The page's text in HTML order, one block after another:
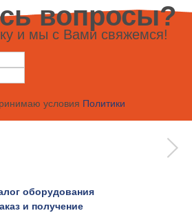
вопросы?
и мы с Вами свяжемся!
условия Политики
оборудования
и получение